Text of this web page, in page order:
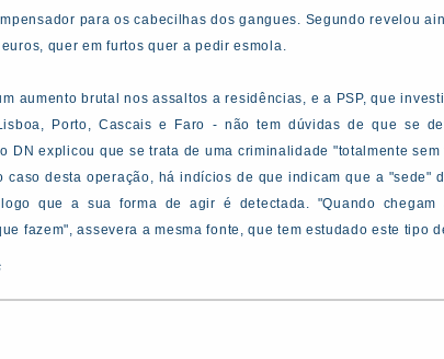
para os cabecilhas dos gangues. Segundo revelou
quer em furtos quer a pedir esmola.
aumento brutal nos assaltos a residências, e a PSP, que
Porto, Cascais e Faro - não tem dúvidas de que se
DN explicou que se trata de uma criminalidade "totalmente
caso desta operação, há indícios de que indicam que a "sede"
que a sua forma de agir é detectada. "Quando
fazem", assevera a mesma fonte, que tem estudado este tipo